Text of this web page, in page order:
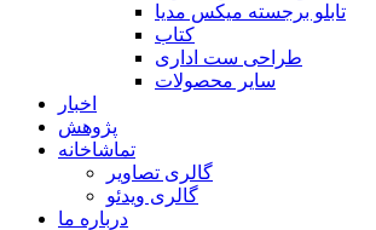
تابلو برجسته میکس مدیا
کتاب
طراحی ست اداری
سایر محصولات
اخبار
پژوهش
تماشاخانه
گالری تصاویر
گالری ویدئو
درباره ما